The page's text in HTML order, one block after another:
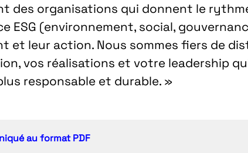
des organisations qui donnent le
ESG (environnement, social,
et leur action. Nous sommes fiers de
vos réalisations et votre leadership
responsable et durable. »
au format PDF